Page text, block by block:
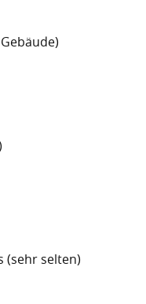
(sehr selten)